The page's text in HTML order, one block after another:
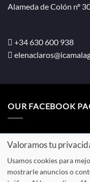
Alameda de Colón nº
+34 630 600 938
OUR FACEBOOK
Aviso
legal
Política de
privacidad
Valoramos tu
Usamos cookies para
mostrarle anuncios o